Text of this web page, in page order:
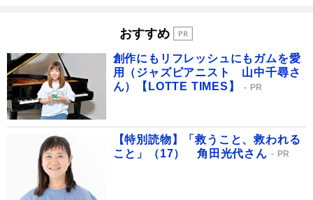
おすすめ
創作にもリフレッシュにもガムを愛
用（ジャズピアニスト 山中千尋さ
ん）【LOTTE TIMES】
PR
【特別読物】「救うこと、救われる
こと」（17） 角田光代さん
PR